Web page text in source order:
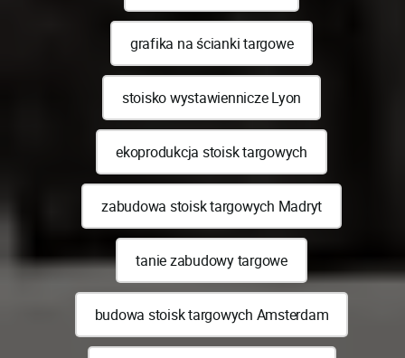
grafika na ścianki targowe
stoisko wystawiennicze Lyon
ekoprodukcja stoisk targowych
zabudowa stoisk targowych Madryt
tanie zabudowy targowe
budowa stoisk targowych Amsterdam